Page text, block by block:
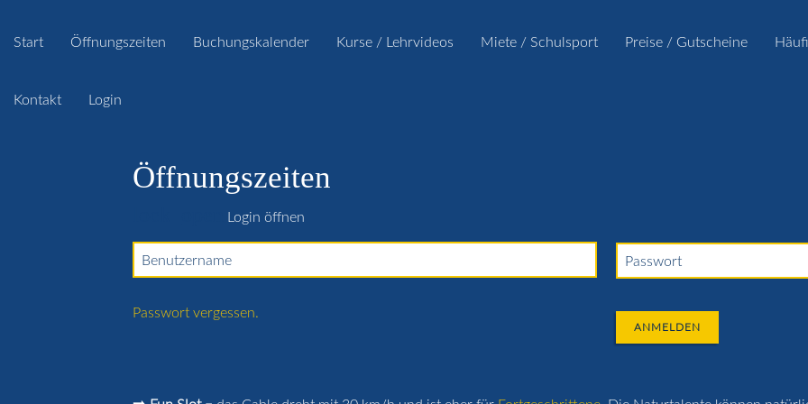
Start Öffnungszeiten Buchungskalender Kurse / Lehrvideos Miete / Schulsport Preise / Gutscheine
Kontakt Login
Öffnungszeiten
Login öffnen
Benutzername Passwort
Passwort vergessen.
ANMELDEN